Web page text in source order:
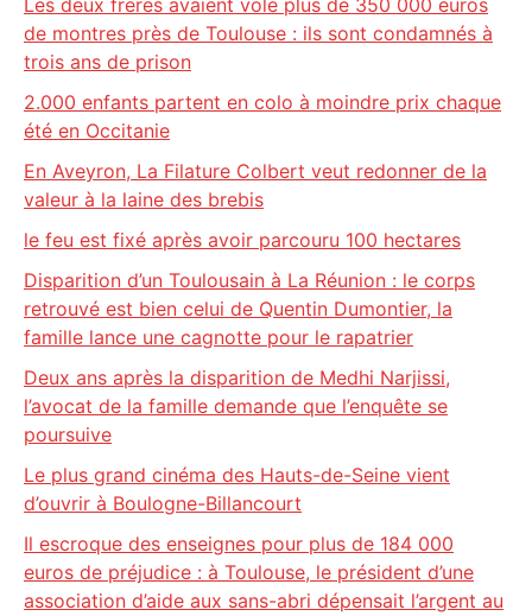
Les deux frères avaient volé plus de 350 000 euros
de montres près de Toulouse : ils sont condamnés à
trois ans de prison
2.000 enfants partent en colo à moindre prix chaque
été en Occitanie
En Aveyron, La Filature Colbert veut redonner de la
valeur à la laine des brebis
le feu est fixé après avoir parcouru 100 hectares
Disparition d’un Toulousain à La Réunion : le corps
retrouvé est bien celui de Quentin Dumontier, la
famille lance une cagnotte pour le rapatrier
Deux ans après la disparition de Medhi Narjissi,
l’avocat de la famille demande que l’enquête se
poursuive
Le plus grand cinéma des Hauts-de-Seine vient
d’ouvrir à Boulogne-Billancourt
Il escroque des enseignes pour plus de 184 000
euros de préjudice : à Toulouse, le président d’une
association d’aide aux sans-abri dépensait l’argent au